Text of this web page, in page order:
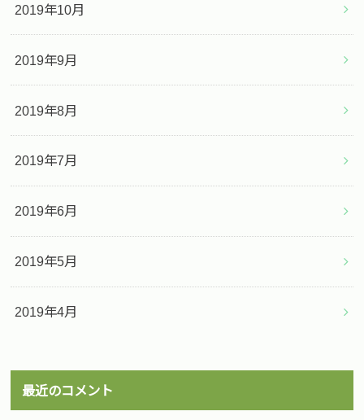
2019年10月
2019年9月
2019年8月
2019年7月
2019年6月
2019年5月
2019年4月
最近のコメント